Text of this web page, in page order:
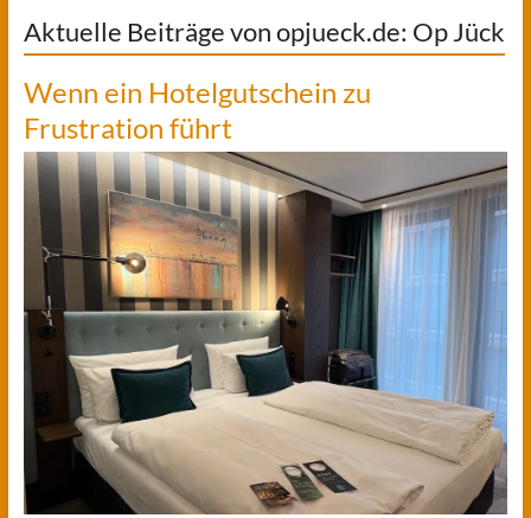
Aktuelle Beiträge von opjueck.de: Op Jück
Wenn ein Hotelgutschein zu
Frustration führt